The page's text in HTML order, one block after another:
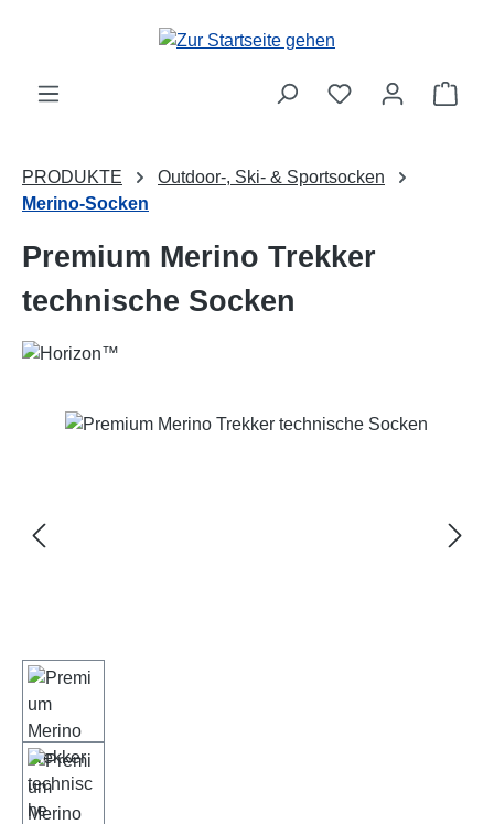
Zum Hauptinhalt springen
PRODUKTE
Outdoor-, Ski- & Sportsocken
Merino-Socken
Premium Merino Trekker
technische Socken